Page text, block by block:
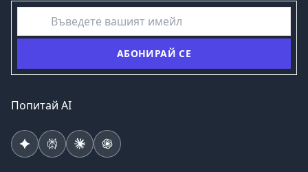
емайл
АБОНИРАЙ СЕ
Попитай AI